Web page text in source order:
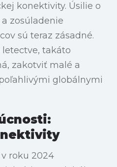
konektivity. Úsilie o
zosúladenie
sú teraz zásadné.
takáto
zakotviť malé a
globálnymi
roku 2024